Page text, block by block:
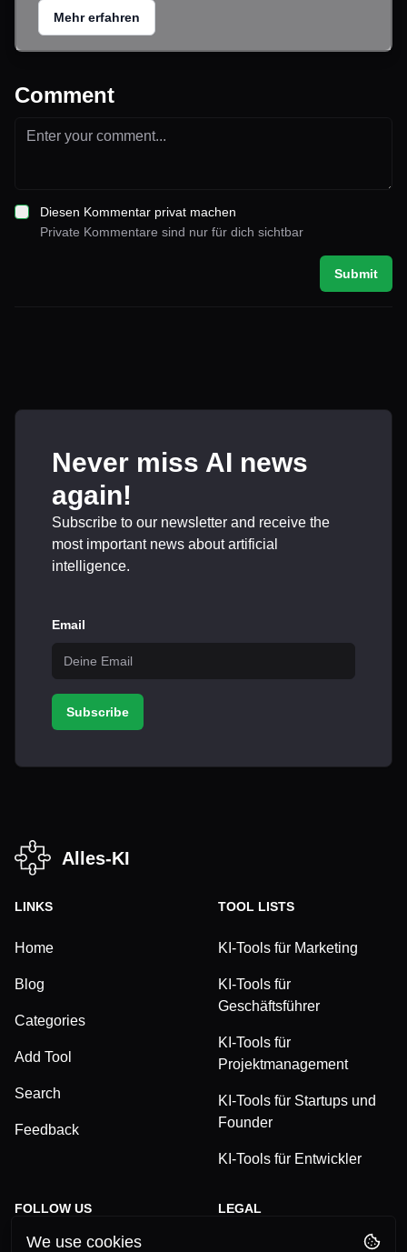
Mehr erfahren
Comment
Diesen Kommentar privat machen
Private Kommentare sind nur für dich sichtbar
Submit
Never miss AI news
again!
Subscribe to our newsletter and receive the
most important news about artificial
intelligence.
Email
Subscribe
Alles-KI
LINKS
Home
Blog
Categories
Add Tool
Search
Feedback
TOOL LISTS
KI-Tools für Marketing
KI-Tools für
Geschäftsführer
KI-Tools für
Projektmanagement
KI-Tools für Startups und
Founder
KI-Tools für Entwickler
FOLLOW US LEGAL
We use cookies